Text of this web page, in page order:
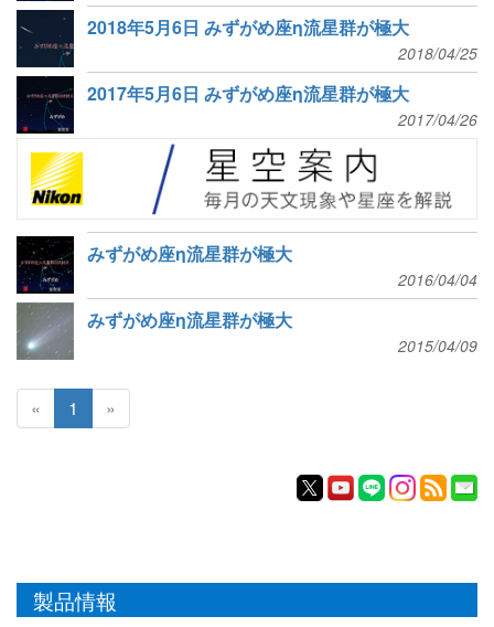
2018年5月6日 みずがめ座η流星群が極大
2018/04/25
2017年5月6日 みずがめ座η流星群が極大
2017/04/26
みずがめ座η流星群が極大
2016/04/04
みずがめ座η流星群が極大
2015/04/09
« 1 »
製品情報